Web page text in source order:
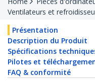
Ventilateurs et
Présentation
Description du Produit
Spécifications
Pilotes et
FAQ & conformité